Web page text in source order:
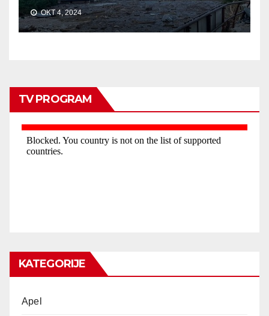
OKT 4, 2024
TV PROGRAM
KATEGORIJE
Apel